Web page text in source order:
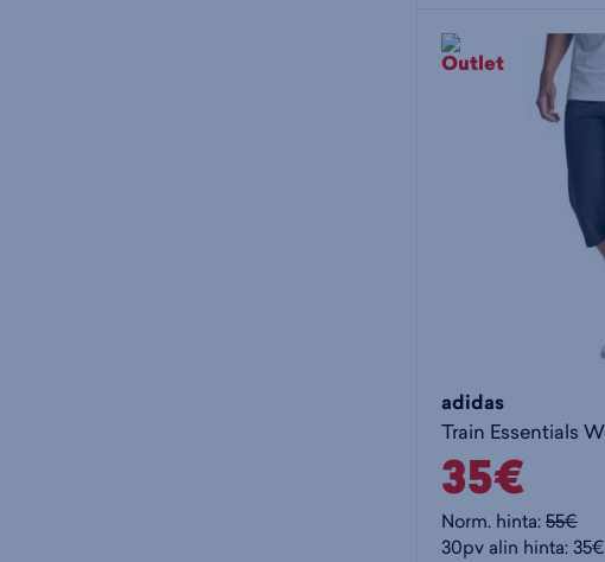
adidas
35€
Norm. hinta:55€
30pv alin hinta: 35€